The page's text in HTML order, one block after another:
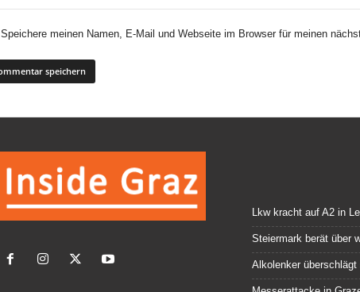
Speichere meinen Namen, E-Mail und Webseite im Browser für meinen
Lkw kracht auf A2 in
Steiermark berät über
Alkolenker